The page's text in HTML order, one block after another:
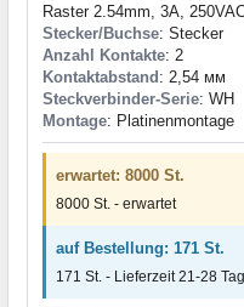
Raster 2.54mm, 3A,
Stecker/Buchse: Stecker
Anzahl Kontakte: 2
Kontaktabstand : 2,54 мм
Steckverbinder-Serie: WH
Montage: Platinenmontage
erwartet: 8000 St.
8000 St. - erwartet
auf Bestellung: 171 St.
171 St. - Lieferzeit 21-28